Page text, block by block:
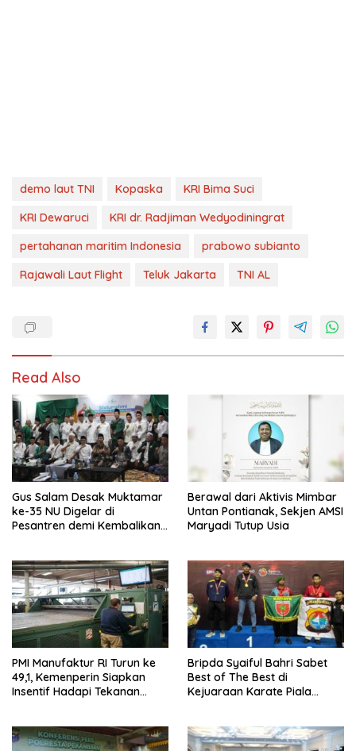
demo laut TNI Kopaska
KRI Bima Suci
KRI Dewaruci
KRI dr. Radjiman Wedyodiningrat
pertahanan maritim Indonesia
prabowo subianto
Rajawali Laut Flight
Teluk Jakarta TNI AL
Read Also
Gus Salam Desak Muktamar
ke-35 NU Digelar di
Pesantren demi Kembalikan
Berawal dari Aktivis Mimbar
Untan Pontianak, Sekjen AMSI
Maryadi Tutup Usia
PMI Manufaktur RI Turun ke
49,1, Kemenperin Siapkan
Insentif Hadapi Tekanan
Bripda Syaiful Bahri Sabet
Best of The Best di
Kejuaraan Karate Piala